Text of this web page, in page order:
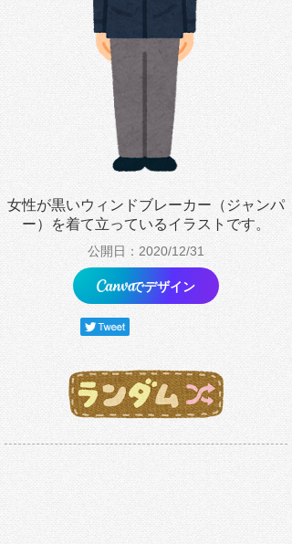
女性が黒いウィンドブレーカー（ジャンパ
ー）を着て立っているイラストです。
公開日：2020/12/31
でデザイン